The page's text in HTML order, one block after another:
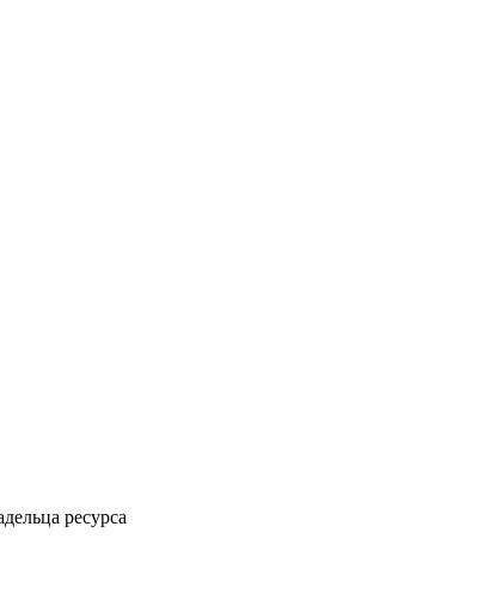
ресурса